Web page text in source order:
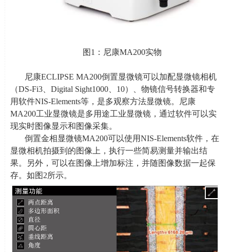
图 1 ：尼康MA200实物
尼康ECLIPSE MA200倒置显微镜可以加配显微镜相机
（DS-Fi3、 Digital Sight1000、 10）、物镜信号转换器和专
用软件NIS-Elements等，是多观察方法显微镜。尼康
MA200工业显微镜是多用途工业显微镜，通过软件可以实
现实时图像显示和图像采集。
倒置金相显微镜MA200可以使用NIS-Elements软件，在
显微相机拍摄到的图像上，执行一些简易测量并输出结
果。另外，可以在图像上增加标注，并随图像数据一起保
存。如图 2所示。